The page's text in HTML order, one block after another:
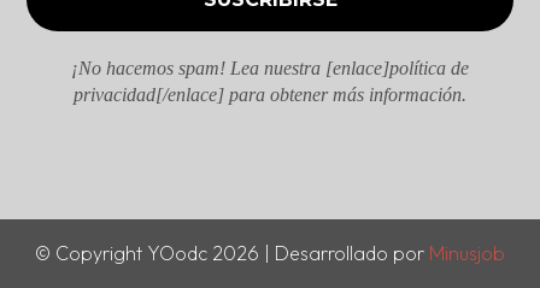
¡No hacemos spam! Lea nuestra [enlace]política de
privacidad[/enlace] para obtener más información.
© Copyright YOodc 2026 | Desarrollado por Minusjob